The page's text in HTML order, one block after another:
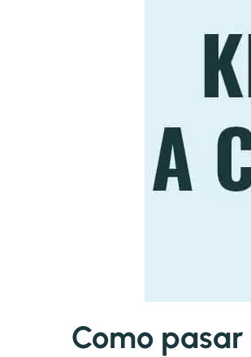
Como